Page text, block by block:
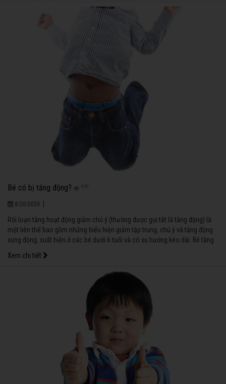
Bé có bị tăng động? 860
8/20/2020
Rối loạn tăng hoạt động giảm chú ý (thường được gọi tắt là tăng động) là
một liên thể bao gồm những biểu hiện giảm tập trung, chú ý và tăng động
xung động, xuất hiện ở các bé dưới 6 tuổi và có xu hướng kéo dài. Bé tăng
động gây ảnh hưởng đến sinh hoạt, học tập và mối quan hệ với những
người xung quanh.
Xem chi tiết